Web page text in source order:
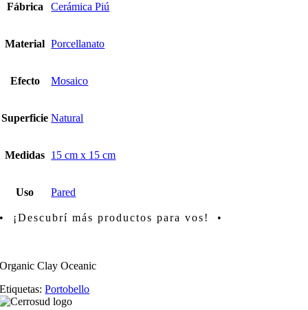
Fábrica Cerámica Piú
Material Porcellanato
Efecto Mosaico
Superficie Natural
Medidas 15 cm x 15 cm
Uso Pared
• ¡Descubrí más productos para vos! •
Organic Clay Oceanic
Etiquetas:Portobello